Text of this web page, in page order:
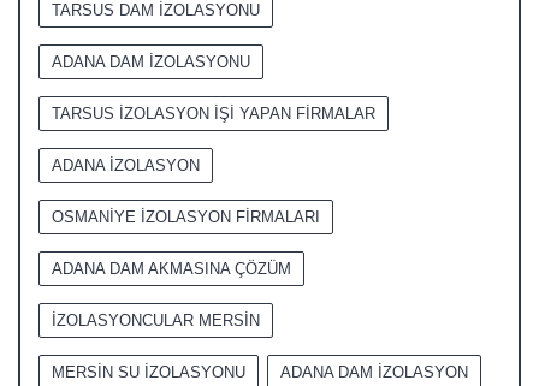
TARSUS DAM İZOLASYONU
ADANA DAM İZOLASYONU
TARSUS İZOLASYON İŞİ YAPAN FİRMALAR
ADANA İZOLASYON
OSMANİYE İZOLASYON FİRMALARI
ADANA DAM AKMASINA ÇÖZÜM
İZOLASYONCULAR MERSİN
MERSİN SU İZOLASYONU ADANA DAM İZOLASYON